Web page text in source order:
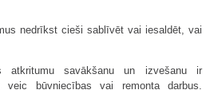
nedrīkst cieši sablīvēt vai iesaldēt, vai
atkritumu savākšanu un izvešanu ir
veic būvniecības vai remonta darbus.